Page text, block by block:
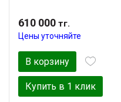
610 000 тг.
Цены уточняйте
В корзину
Купить в 1 клик